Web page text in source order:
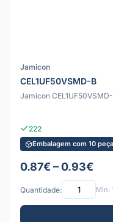
Jamicon
CEL1UF50VSMD-B
Jamicon
222
Embalagem com 10
0.87€ – 0.93€
Quantidade: Mín: